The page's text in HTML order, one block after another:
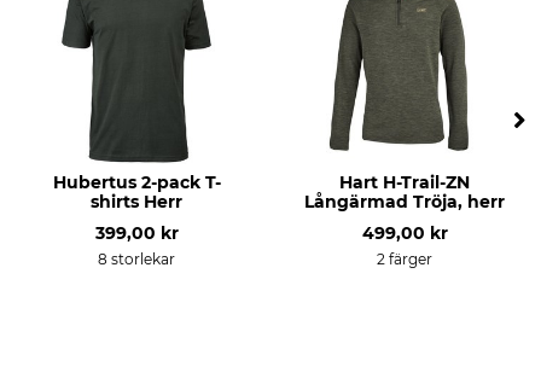
Blekning
Får inte blekas
Torkning
Får inte torkas i torktumlare
Strykning
Strykning till 150 °C
Professionell textilvård
Torrengör inte
Herr
Made in Europe
Klädstorlek
Hubertus 2-pack T-
shirts Herr
399,00 kr
8 storlekar
Hart H-Trail-ZN
Långärmad Tröja, herr
499,00 kr
2 färger